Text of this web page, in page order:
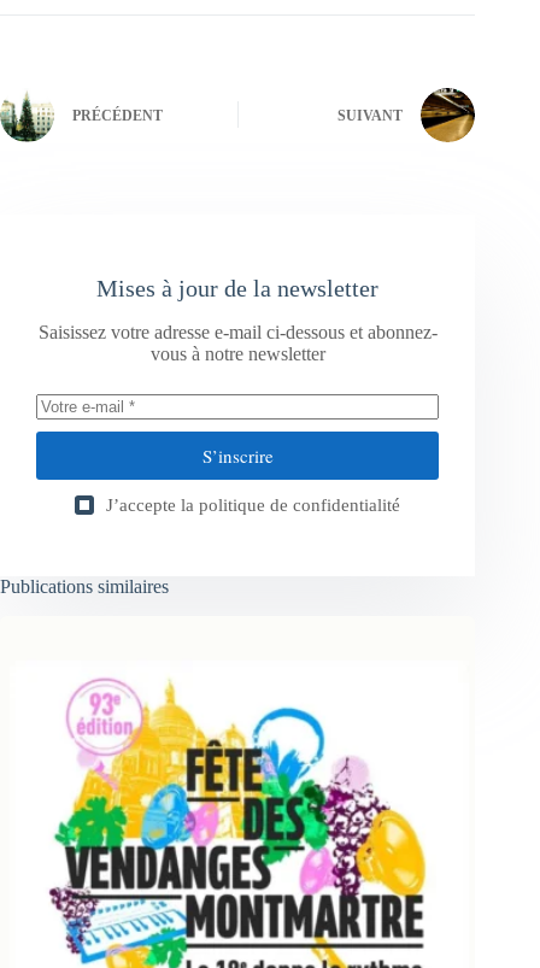
PRÉCÉDENT SUIVANT
Mises à jour de la newsletter
Saisissez votre adresse e-mail ci-dessous et abonnez-
vous à notre newsletter
S’inscrire
J’accepte la politique de confidentialité
Publications similaires